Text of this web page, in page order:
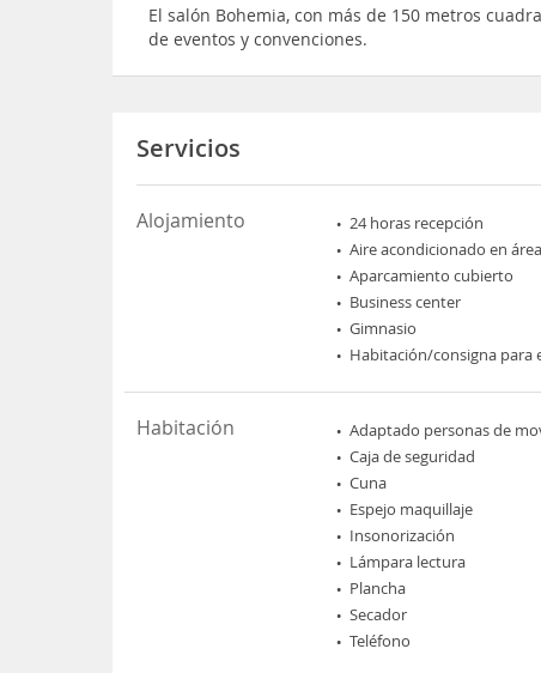
El salón Bohemia, con más de 150 metros
de eventos y convenciones.
Servicios
Alojamiento 24 horas recepción
Aire acondicionado en
Aparcamiento cubierto
Business center
Gimnasio
Habitación/consigna para
Habitación Adaptado personas de
Caja de seguridad
Cuna
Espejo maquillaje
Insonorización
Lámpara lectura
Plancha
Secador
Teléfono